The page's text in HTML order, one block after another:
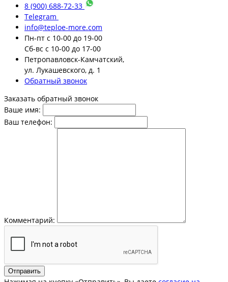
8 (900) 688-72-33
Telegram
info@teploe-more.com
Пн-пт с 10-00 до 19-00
Сб-вс с 10-00 до 17-00
Петропавловск-Камчатский,
ул. Лукашевского, д. 1
Обратный звонок
Заказать обратный звонок
Ваше имя:
Ваш телефон:
Комментарий:
Отправить